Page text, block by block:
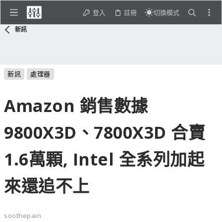
登入 註冊 切換模式
新訊
新訊 處理器
Amazon 銷售數據
9800X3D、7800X3D 合賣
1.6萬顆, Intel 全系列加起
來還追不上
soothepain